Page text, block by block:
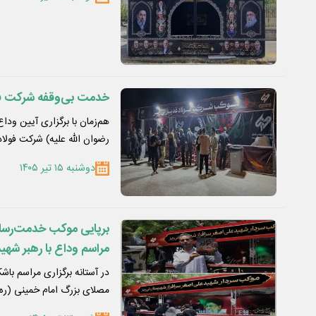
خدمت بی‌وقفه شرکت
هم‌زمان با برگزاری آیین
رضوان الله علیه) شرکت
دوشنبه ۱۵ تیر ۱۴۰۵
برپایی موکب
مراسم وداع با رهبر
در آستانه برگزاری مراسم
مصلای بزرگ امام خمینی